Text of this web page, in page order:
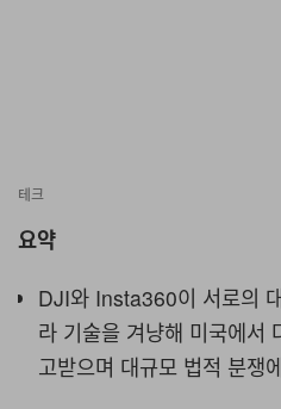
테크
요약
DJI와 Insta360이 서로의
라 기술을 겨냥해 미국에서
고받으며 대규모 법적 분쟁